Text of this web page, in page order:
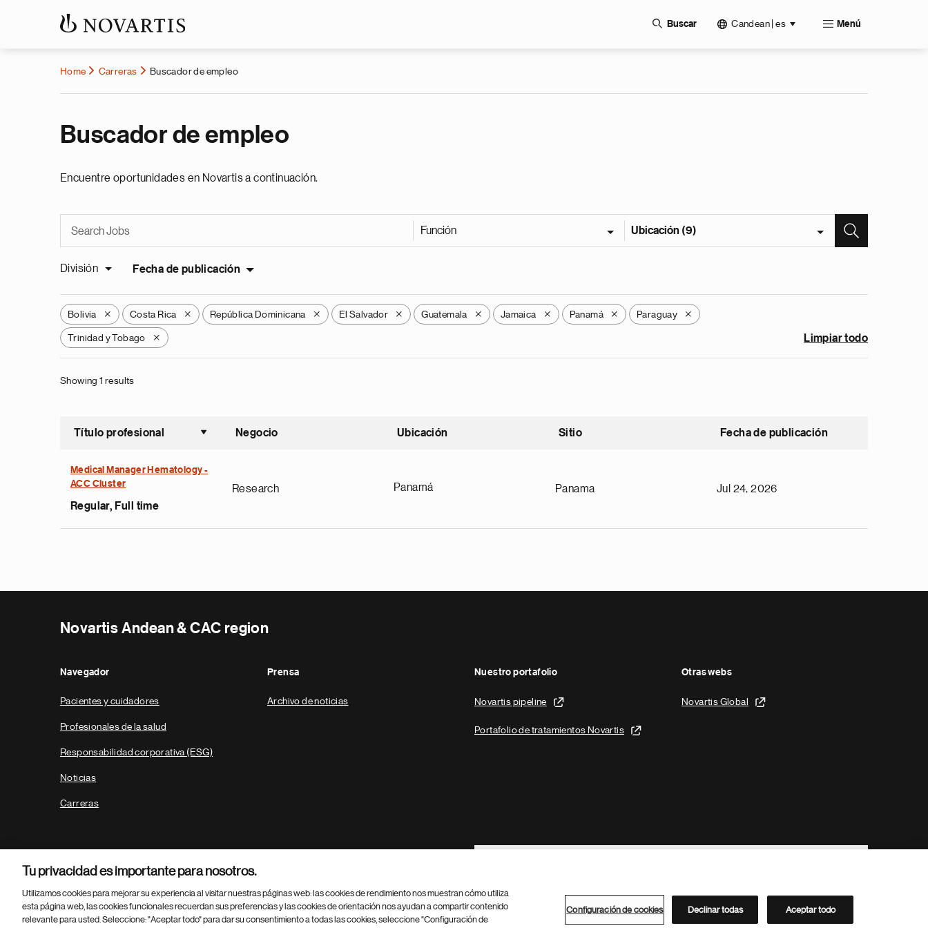
Buscar Candean | es Menú
Home Carreras Buscador de empleo
Buscador de empleo
Encuentre oportunidades en Novartis a continuación.
Función Ubicación (9)
División Fecha de publicación
Bolivia X Costa Rica X República Dominicana X El Salvador X Guatemala X Jamaica X Panamá X Paraguay X
Trinidad y Tobago X Limpiar todo
Showing 1 results
Título profesional
Ordenar ascendente
Negocio Ubicación Sitio Fecha de publicación
Medical Manager Hematology -
ACC Cluster
Regular, Full time
Research Panamá Panama Jul 24, 2026
Novartis Andean & CAC region
Navegador
Pacientes y cuidadores
Profesionales de la salud
Responsabilidad corporativa (ESG)
Noticias
Carreras
Prensa
Archivo de noticias
Nuestro portafolio
Novartis pipeline
Portafolio de tratamientos Novartis
Otras webs
Novartis Global
Footer Site Search
Parte
© 2026 Novartis AG Directorio de Novartis
Tu privacidad es importante para nosotros.
Utilizamos cookies para mejorar su experiencia al visitar nuestras páginas web: las cookies de rendimiento nos muestran cómo utiliza
esta página web, las cookies funcionales recuerdan sus preferencias y las cookies de orientación nos ayudan a compartir contenido
relevante para usted. Seleccione: "Aceptar todo" para dar su consentimiento a todas las cookies, seleccione "Configuración de
Configuración de cookies Declinar todas Aceptar todo